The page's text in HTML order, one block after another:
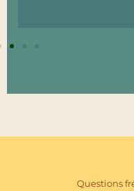
Questions